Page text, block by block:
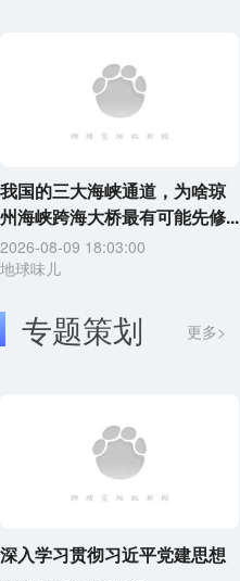
我国的三大海峡通道，为啥琼
州海峡跨海大桥最有可能先修...
2026-08-09 18:03:00
地球味儿
专题策划 更多>
深入学习贯彻习近平党建思想